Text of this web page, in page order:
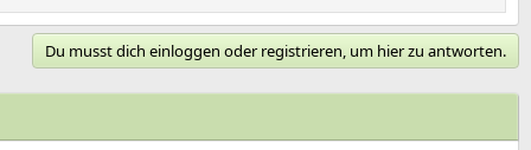
Du musst dich einloggen oder registrieren, um hier zu antworten.